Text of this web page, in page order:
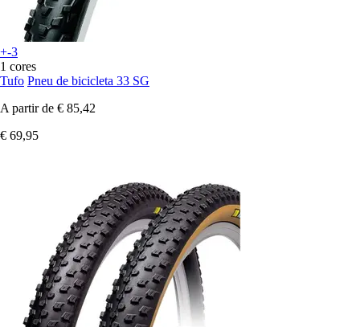
+-3
1 cores
Tufo Pneu de bicicleta 33 SG
A partir de € 85,42
€ 69,95